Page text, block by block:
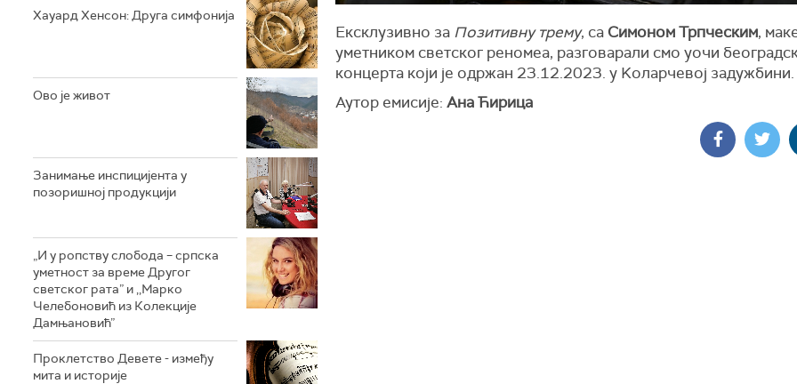
Хауард Хенсон: Друга симфонија
Ово је живот
Занимање инспицијента у
позоришној продукцији
„И у ропству слобода – српска
уметност за време Другог
светског рата” и ,,Марко
Челебоновић из Колекције
Дамњановић”
Проклетство Девете - између
мита и историје
Ексклузивно за Позитивну трему, са Симоном Трпческим,
уметником светског реномеа, разговарали смо уочи
концерта који је одржан 23.12.2023. у Kоларчевој задужбини.
Аутор емисије: Ана Ћирица